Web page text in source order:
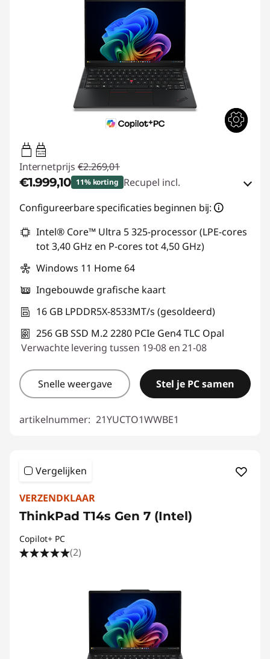
65W-100W
USB PD
Internetprijs €2.269,01
€1.999,10 11% korting Recupel incl.
eCoupon-besparingen :-€269,91
eCoupon gebruiken :THINK-SUMMER
Configureerbare specificaties beginnen bij:
Intel® Core™ Ultra 5 325-processor (LPE-cores
tot 3,40 GHz en P-cores tot 4,50 GHz)
Windows 11 Home 64
Ingebouwde grafische kaart
16 GB LPDDR5X-8533MT/s (gesoldeerd)
256 GB SSD M.2 2280 PCIe Gen4 TLC Opal
Verwachte levering tussen 19-08 en 21-08
Snelle weergave Stel je PC samen
artikelnummer: 21YUCTO1WWBE1
Vergelijken
VERZENDKLAAR
ThinkPad T14s Gen 7 (Intel)
Copilot+ PC
(2)